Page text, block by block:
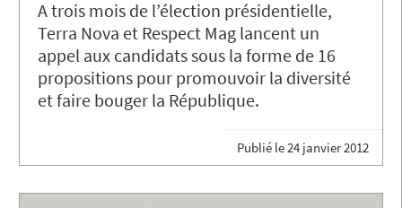
A trois mois de l’élection présidentielle,
Terra Nova et Respect Mag lancent un
appel aux candidats sous la forme de 16
propositions pour promouvoir la diversité
et faire bouger la République.
Publié le24 janvier 2012